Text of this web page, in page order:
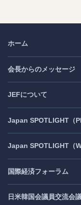
ホーム
会長からのメッセージ
JEFについて
連絡先・所在地
活動評価
Japan SPOTLIGHT （
Latest Issue- 最新号
Back Number
Publisher's Note- パ
Japan SPOTLIGHT （
国際経済フォーラム
日アジア太平洋フォ
日米韓国会議員交流会